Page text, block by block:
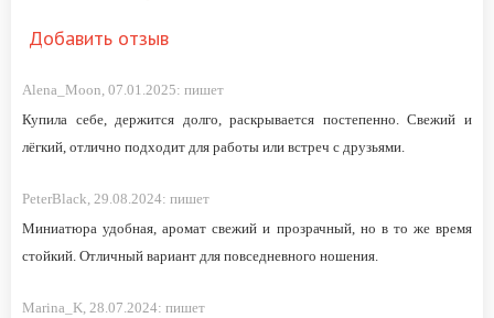
Добавить отзыв
Alena_Moon, 07.01.2025: пишет
Купила себе, держится долго, раскрывается постепенно. Свежий и
лёгкий, отлично подходит для работы или встреч с друзьями.
PeterBlack, 29.08.2024: пишет
Миниатюра удобная, аромат свежий и прозрачный, но в то же время
стойкий. Отличный вариант для повседневного ношения.
Marina_K, 28.07.2024: пишет